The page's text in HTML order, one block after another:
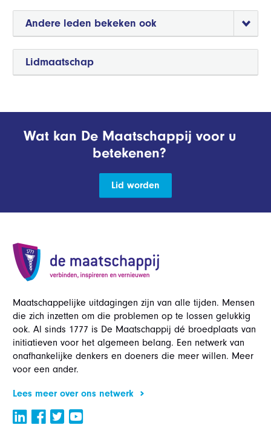
Lidmaatschap
Andere leden bekeken ook
Wat kan De Maatschappij voor u
betekenen?
Lid worden
Maatschappelijke uitdagingen zijn van alle tijden. Mensen
die zich inzetten om die problemen op te lossen gelukkig
ook. Al sinds 1777 is De Maatschappij dé broedplaats van
initiatieven voor het algemeen belang. Een netwerk van
onafhankelijke denkers en doeners die meer willen. Meer
voor een ander.
Lees meer over ons netwerk